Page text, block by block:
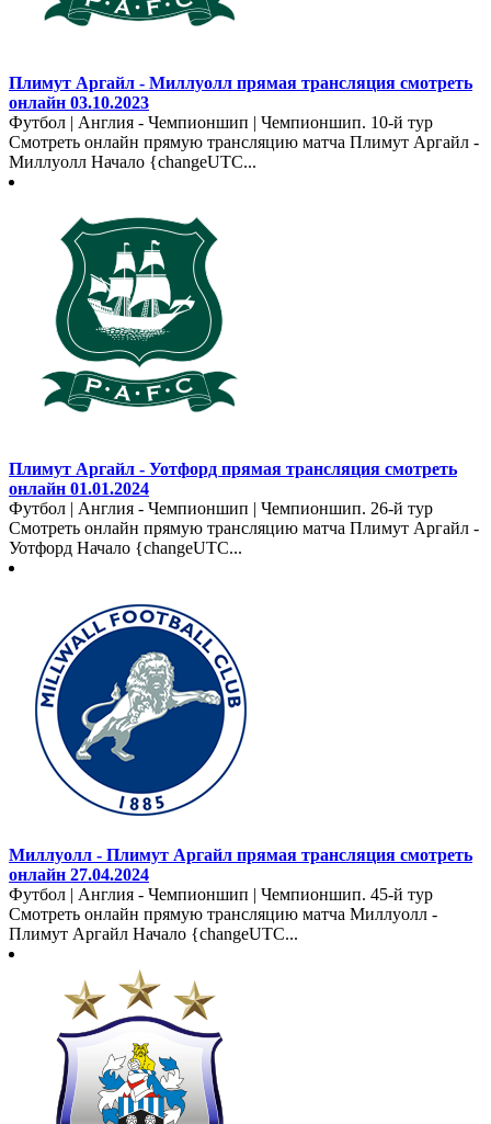
Плимут Аргайл - Миллуолл прямая трансляция смотреть
онлайн 03.10.2023
Футбол | Англия - Чемпионшип | Чемпионшип. 10-й тур
Смотреть онлайн прямую трансляцию матча Плимут Аргайл -
Миллуолл Начало {changeUTC...
Плимут Аргайл - Уотфорд прямая трансляция смотреть
онлайн 01.01.2024
Футбол | Англия - Чемпионшип | Чемпионшип. 26-й тур
Смотреть онлайн прямую трансляцию матча Плимут Аргайл -
Уотфорд Начало {changeUTC...
Миллуолл - Плимут Аргайл прямая трансляция смотреть
онлайн 27.04.2024
Футбол | Англия - Чемпионшип | Чемпионшип. 45-й тур
Смотреть онлайн прямую трансляцию матча Миллуолл -
Плимут Аргайл Начало {changeUTC...